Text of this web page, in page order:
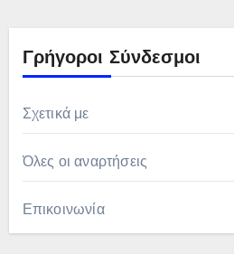
Γρήγοροι Σύνδεσμοι
Σχετικά με
Όλες οι αναρτήσεις
Επικοινωνία